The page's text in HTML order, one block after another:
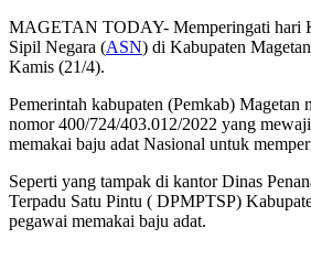
MAGETAN TODAY- Memperingati hari
Sipil Negara (ASN) di Kabupaten
Kamis (21/4).
Pemerintah kabupaten (Pemkab) Magetan
nomor 400/724/403.012/2022 yang
memakai baju adat Nasional untuk
Seperti yang tampak di kantor Dinas
Terpadu Satu Pintu ( DPMPTSP)
pegawai memakai baju adat.